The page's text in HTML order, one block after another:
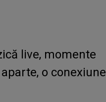
live, momente
o conexiune